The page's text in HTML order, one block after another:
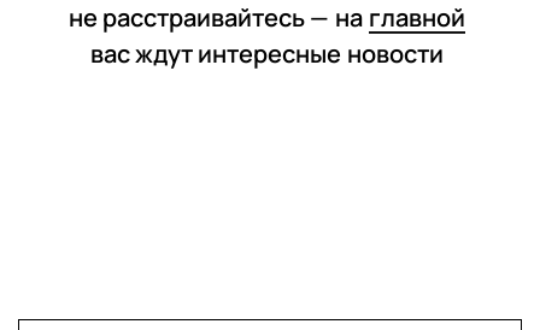
не расстраивайтесь — на главной
вас ждут интересные новости